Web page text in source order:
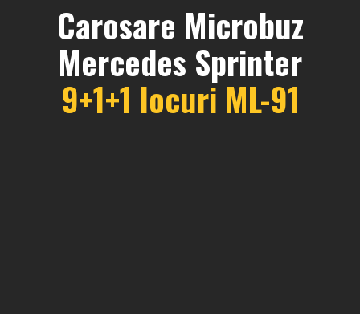
Carosare Microbuz
Mercedes Sprinter
9+1+1 locuri ML-91